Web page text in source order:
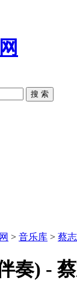
搜 索
> 音乐库 > 蔡
奏) -